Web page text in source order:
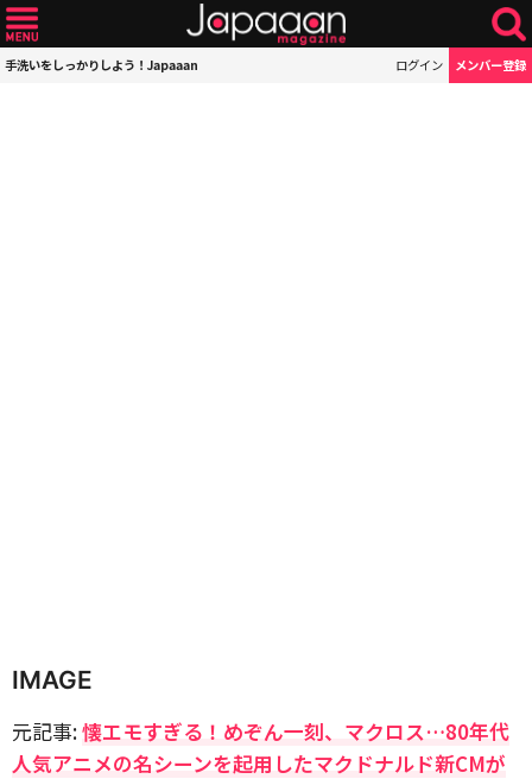
手洗いをしっかりしよう！Japaaan ログイン メンバー登録
IMAGE
元記事:懐エモすぎる！めぞん一刻、マクロス…80年代
人気アニメの名シーンを起用したマクドナルド新CMが